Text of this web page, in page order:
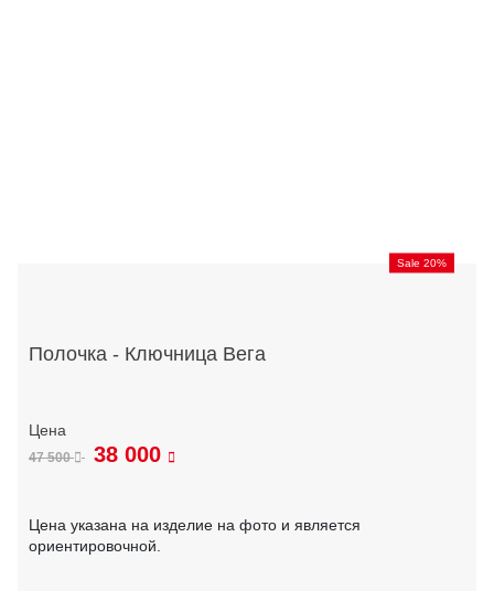
Sale 20%
Полочка - Ключница Вега
47 500 38 000
Цена указана на изделие на фото и является
ориентировочной.